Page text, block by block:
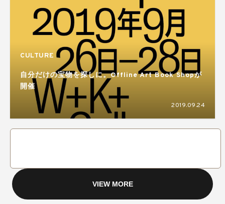
CULTURE
自分だけの宝物を探しに。Offline Art Book Shopが
開催
2019.09.24
VIEW MORE